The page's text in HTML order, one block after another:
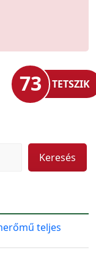
73 TETSZIK
Keresés
teljes